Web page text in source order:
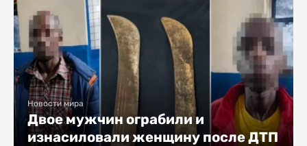
Новости мира
Двое мужчин ограбили и
изнасиловали женщину после ДТП